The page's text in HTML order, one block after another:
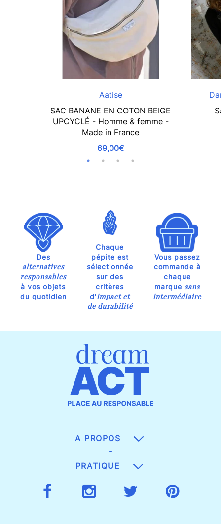
Aatise
SAC BANANE EN COTON BEIGE
UPCYCLÉ - Homme & femme -
Made in France
69,00€
Des
alternatives
responsables
à vos objets
du quotidien
Chaque
pépite est
sélectionnée
sur des
critères
d'impact et
de durabilité
Vous passez
commande à
chaque
marque sans
intermédiaire
A PROPOS
-
PRATIQUE